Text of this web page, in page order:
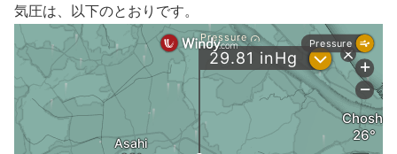
気圧は、以下のとおりです。